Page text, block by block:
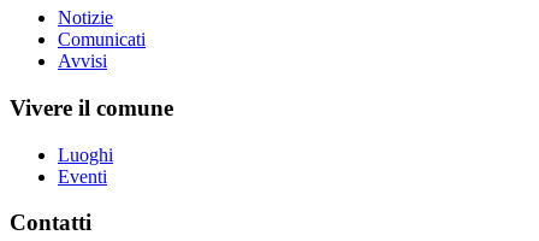
Notizie
Comunicati
Avvisi
Vivere il comune
Luoghi
Eventi
Contatti